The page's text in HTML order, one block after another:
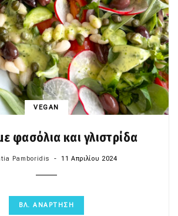
VEGAN
φασόλια και γλιστρίδα
Pamboridis 11 Απριλίου 2024
ΒΛ. ΑΝΑΡΤΗΣΗ